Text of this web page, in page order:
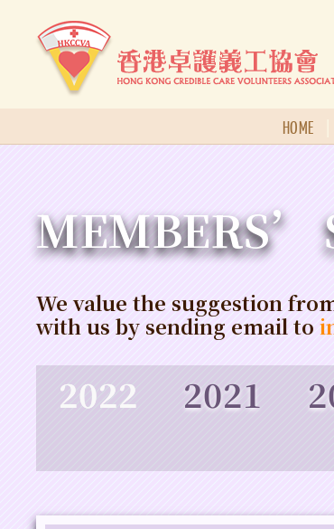
HOME
MEMBERS’
We value the suggestion
with us by sending email to
2021
2022